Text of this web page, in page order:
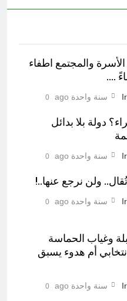
والمجتمع اطفاء
سنة واحدة ago 0
دولة بلا بدائل
سنة واحدة ago 0
ولن نرجع عنها..!
سنة واحدة ago 0
وغياب الحماسة
أم هدوء يسبق
سنة واحدة ago 0